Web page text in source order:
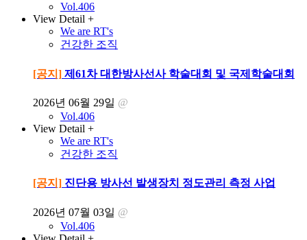
Vol.406
View Detail +
We are RT's
건강한 조직
[공지] 제61차 대한방사선사 학술대회 및 국제학술대회
2026년 06월 29일 @
Vol.406
View Detail +
We are RT's
건강한 조직
[공지] 진단용 방사선 발생장치 정도관리 측정 사업
2026년 07월 03일 @
Vol.406